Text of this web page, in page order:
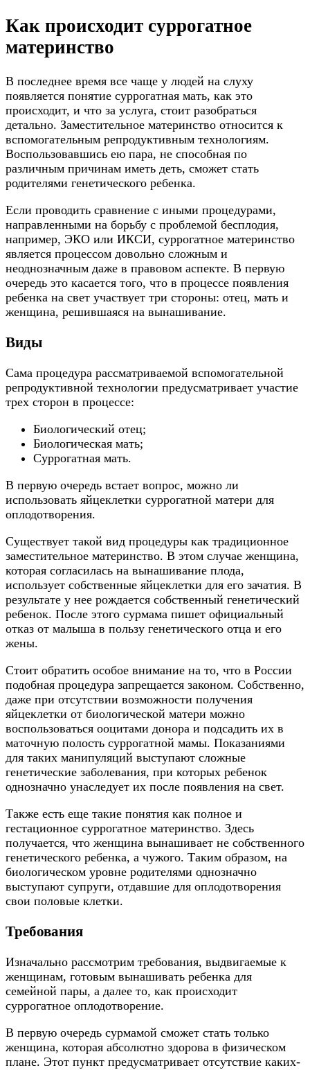
Как происходит суррогатное
материнство
В последнее время все чаще у людей на слуху
появляется понятие суррогатная мать, как это
происходит, и что за услуга, стоит разобраться
детально. Заместительное материнство относится к
вспомогательным репродуктивным технологиям.
Воспользовавшись ею пара, не способная по
различным причинам иметь деть, сможет стать
родителями генетического ребенка.
Если проводить сравнение с иными процедурами,
направленными на борьбу с проблемой бесплодия,
например, ЭКО или ИКСИ, суррогатное материнство
является процессом довольно сложным и
неоднозначным даже в правовом аспекте. В первую
очередь это касается того, что в процессе появления
ребенка на свет участвует три стороны: отец, мать и
женщина, решившаяся на вынашивание.
Виды
Сама процедура рассматриваемой вспомогательной
репродуктивной технологии предусматривает участие
трех сторон в процессе:
Биологический отец;
Биологическая мать;
Суррогатная мать.
В первую очередь встает вопрос, можно ли
использовать яйцеклетки суррогатной матери для
оплодотворения.
Существует такой вид процедуры как традиционное
заместительное материнство. В этом случае женщина,
которая согласилась на вынашивание плода,
использует собственные яйцеклетки для его зачатия. В
результате у нее рождается собственный генетический
ребенок. После этого сурмама пишет официальный
отказ от малыша в пользу генетического отца и его
жены.
Стоит обратить особое внимание на то, что в России
подобная процедура запрещается законом. Собственно,
даже при отсутствии возможности получения
яйцеклетки от биологической матери можно
воспользоваться ооцитами донора и подсадить их в
маточную полость суррогатной мамы. Показаниями
для таких манипуляций выступают сложные
генетические заболевания, при которых ребенок
однозначно унаследует их после появления на свет.
Также есть еще такие понятия как полное и
гестационное суррогатное материнство. Здесь
получается, что женщина вынашивает не собственного
генетического ребенка, а чужого. Таким образом, на
биологическом уровне родителями однозначно
выступают супруги, отдавшие для оплодотворения
свои половые клетки.
Требования
Изначально рассмотрим требования, выдвигаемые к
женщинам, готовым вынашивать ребенка для
семейной пары, а далее то, как происходит
суррогатное оплодотворение.
В первую очередь сурмамой сможет стать только
женщина, которая абсолютно здорова в физическом
плане. Этот пункт предусматривает отсутствие каких-